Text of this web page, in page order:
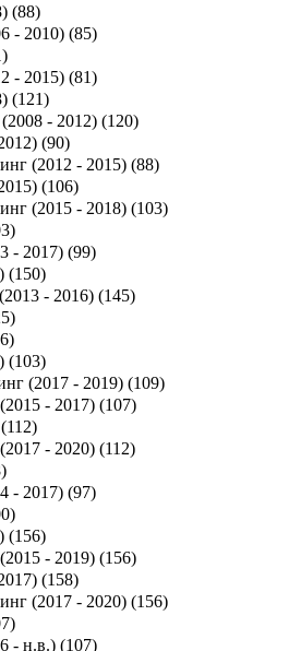
(88)
- 2010) (85)
)
- 2015) (81)
(121)
- 2012) (120)
(90)
(2012 - 2015) (88)
(106)
(2015 - 2018) (103)
)
- 2017) (99)
(150)
- 2016) (145)
)
)
(103)
(2017 - 2019) (109)
- 2017) (107)
112)
- 2020) (112)
)
- 2017) (97)
)
(156)
- 2019) (156)
(158)
(2017 - 2020) (156)
)
- н.в.) (107)